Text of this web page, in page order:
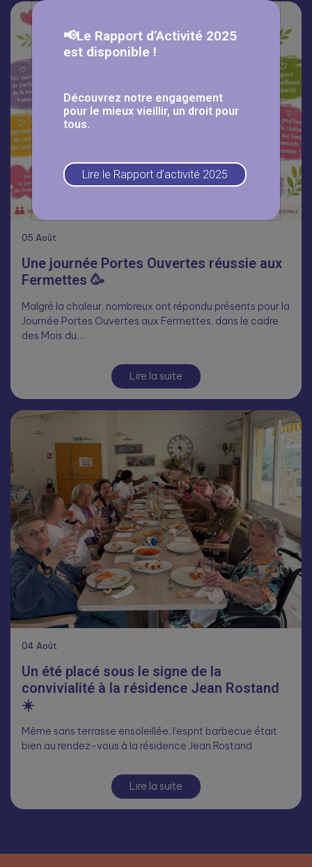
05 Août
Une journée Portes Ouvertes réussie aux
Fermettes 🥳
Malgré la chaleur, nombreux ont répondu présents pour la
Journée Portes Ouvertes aux Fermettes, dans le cadre
des Mois du…
Lire la suite
04 Août
Un été placé sous le signe de la
convivialité à la résidence Jean Rostand
☀️
Même sans terrasse ensoleillée, l’esprit barbecue était
bien au rendez-vous à la résidence Jean Rostand
Lire la suite
📢Le Rapport d’Activité 2025
est disponible !
Découvrez notre engagement
pour le mieux vieillir, un droit pour
tous.
Lire le Rapport d’activité 2025